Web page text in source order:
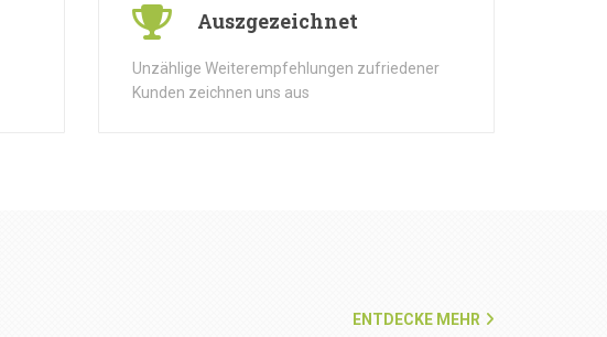
Auszgezeichnet
Unzählige Weiterempfehlungen zufriedener
Kunden zeichnen uns aus
ENTDECKE MEHR